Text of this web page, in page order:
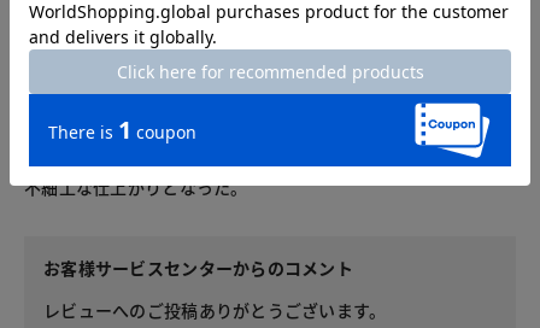
2025.03.27
Boggie
カラー：グレー
サイズ：S
ダブルの幅を４CMに指定した記憶があるが（記憶間違いで指定
しなかったかもしれない。）、幅が２CM程度しかなく、非常に
不細工な仕上がりとなった。
お客様サービスセンターからのコメント
レビューへのご投稿ありがとうございます。